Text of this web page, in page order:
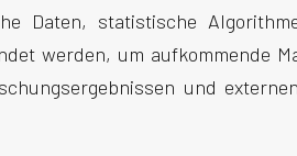
Daten, statistische
werden, um aufkommende
und